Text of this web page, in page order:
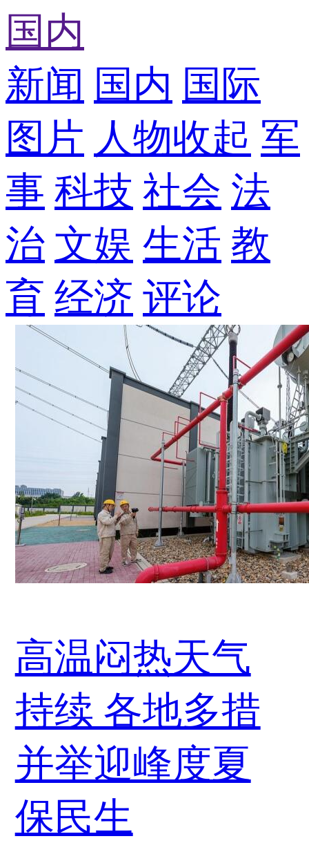
国内
新闻 国内 国际
图片 人物收起 军
事 科技 社会 法
治 文娱 生活 教
育 经济 评论
高温闷热天气
持续 各地多措
并举迎峰度夏
保民生